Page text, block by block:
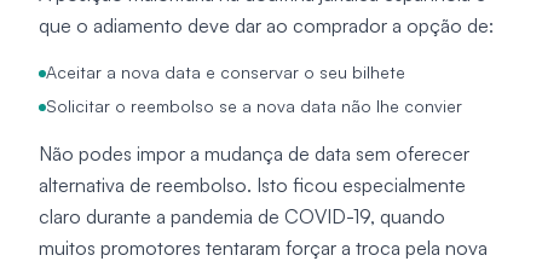
que o adiamento deve dar ao comprador a opção de:
Aceitar a nova data e conservar o seu bilhete
Solicitar o reembolso se a nova data não lhe convier
Não podes impor a mudança de data sem oferecer
alternativa de reembolso. Isto ficou especialmente
claro durante a pandemia de COVID-19, quando
muitos promotores tentaram forçar a troca pela nova